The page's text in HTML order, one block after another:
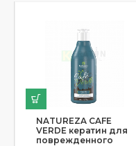
NATUREZA CAFE
VERDE кератин для
поврежденного